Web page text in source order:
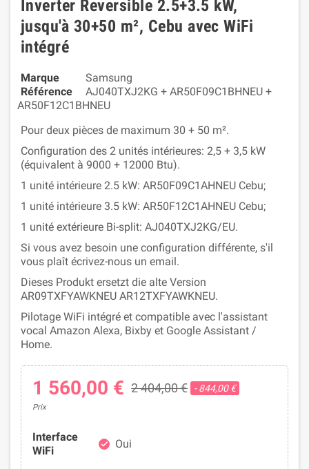
Inverter Reversible 2.5+3.5 kW,
jusqu'à 30+50 m², Cebu avec WiFi
intégré
Marque
Samsung
Référence
AJ040TXJ2KG + AR50F09C1BHNEU +
AR50F12C1BHNEU
Pour deux pièces de maximum 30 + 50 m².
Configuration des 2 unités intérieures: 2,5 + 3,5 kW
(équivalent à 9000 + 12000 Btu).
1 unité intérieure 2.5 kW: AR50F09C1AHNEU Cebu;
1 unité intérieure 3.5 kW: AR50F12C1AHNEU Cebu;
1 unité extérieure Bi-split: AJ040TXJ2KG/EU.
Si vous avez besoin une configuration différente, s'il
vous plaît écrivez-nous un email.
Dieses Produkt ersetzt die alte Version
AR09TXFYAWKNEU AR12TXFYAWKNEU.
Pilotage WiFi intégré et compatible avec l'assistant
vocal Amazon Alexa, Bixby et Google Assistant /
Home.
1 560,00 € 2 404,00 € - 844,00 €
Prix
Interface
WiFi
check Oui